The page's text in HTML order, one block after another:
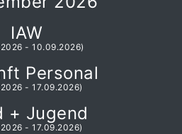
IAW
- 10.09.2026)
Personal
- 17.09.2026)
+ Jugend
- 17.09.2026)